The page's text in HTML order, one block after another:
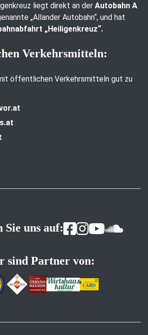
liegt direkt an der Autobahn A
„Allander Autobahn“, und hat
„Heiligenkreuz“.
Verkehrsmitteln:
öffentlichen Verkehrsmitteln gut zu
Sie uns auf:
sind Partner von: